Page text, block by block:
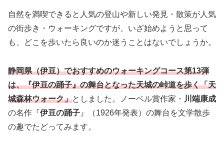
自然を満喫できると人気の登山や新しい発見・散策が人気
の街歩き・ウォーキングですが、いざ始めようと思って
も、どこを歩いたら良いのか迷うことはないでしょうか。
静岡県（伊豆）でおすすめのウォーキングコース第13弾
は、『伊豆の踊子』の舞台となった天城の峠道を歩く「天
城森林ウォーク」としました。ノーベル賞作家・ 川端康成
の名作『伊豆の踊子 』（1926年発表）の舞台を文学散歩
の趣でたどってみます。